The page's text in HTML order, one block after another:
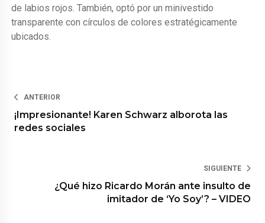
de labios rojos. También, optó por un minivestido
transparente con círculos de colores estratégicamente
ubicados.
ANTERIOR
¡Impresionante! Karen Schwarz alborota las
redes sociales
SIGUIENTE
¿Qué hizo Ricardo Morán ante insulto de
imitador de ‘Yo Soy’? – VIDEO